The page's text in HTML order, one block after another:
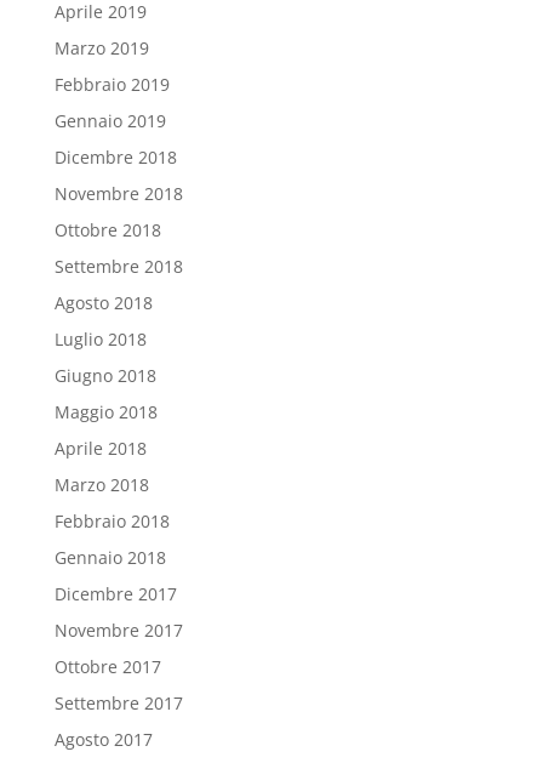
Aprile 2019
Marzo 2019
Febbraio 2019
Gennaio 2019
Dicembre 2018
Novembre 2018
Ottobre 2018
Settembre 2018
Agosto 2018
Luglio 2018
Giugno 2018
Maggio 2018
Aprile 2018
Marzo 2018
Febbraio 2018
Gennaio 2018
Dicembre 2017
Novembre 2017
Ottobre 2017
Settembre 2017
Agosto 2017